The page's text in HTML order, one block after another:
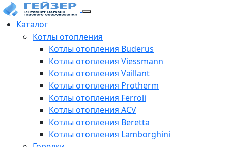
Каталог
Котлы отопления
Котлы отопления Buderus
Котлы отопления Viessmann
Котлы отопления Vaillant
Котлы отопления Protherm
Котлы отопления Ferroli
Котлы отопления ACV
Котлы отопления Beretta
Котлы отопления Lamborghini